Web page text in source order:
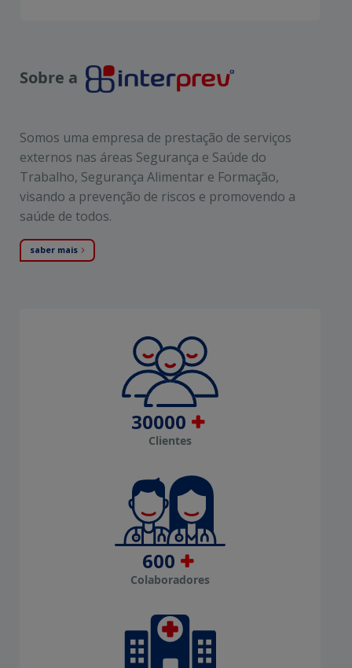
Sobre a
Somos uma empresa de prestação de serviços
externos nas áreas Segurança e Saúde do
Trabalho, Segurança Alimentar e Formação,
visando a prevenção de riscos e promovendo a
saúde de todos.
saber mais
30000
Clientes
600
Colaboradores